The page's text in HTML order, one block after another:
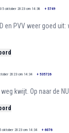
05 oktober 2023 om 14:38 + 5749
en PVV weer goed uit:
2023 om 14:34 + 535726
kwijt. Op naar de
oktober 2023 om 14:34 + 6076